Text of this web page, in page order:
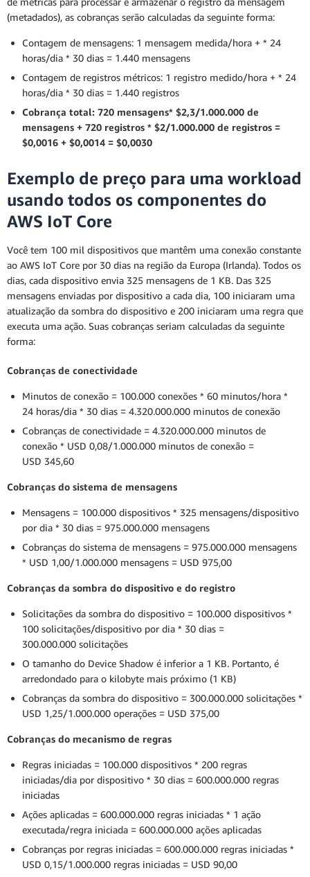
(metadados), as cobranças serão calculadas da seguinte forma:
Contagem de mensagens: 1 mensagem medida/hora + * 24
horas/dia * 30 dias = 1.440 mensagens
Contagem de registros métricos: 1 registro medido/hora + * 24
horas/dia * 30 dias = 1.440 registros
Cobrança total: 720 mensagens* $2,3/1.000.000 de
mensagens + 720 registros * $2/1.000.000 de registros =
$0,0016 + $0,0014 = $0,0030
Exemplo de preço para uma workload
usando todos os componentes do
AWS IoT Core
Você tem 100 mil dispositivos que mantêm uma conexão constante
ao AWS IoT Core por 30 dias na região da Europa (Irlanda). Todos os
dias, cada dispositivo envia 325 mensagens de 1 KB. Das 325
mensagens enviadas por dispositivo a cada dia, 100 iniciaram uma
atualização da sombra do dispositivo e 200 iniciaram uma regra que
executa uma ação. Suas cobranças seriam calculadas da seguinte
forma:
Cobranças de conectividade
Minutos de conexão = 100.000 conexões * 60 minutos/hora *
24 horas/dia * 30 dias = 4.320.000.000 minutos de conexão
Cobranças de conectividade = 4.320.000.000 minutos de
conexão * USD 0,08/1.000.000 minutos de conexão =
USD 345,60
Cobranças do sistema de mensagens
Mensagens = 100.000 dispositivos * 325 mensagens/dispositivo
por dia * 30 dias = 975.000.000 mensagens
Cobranças do sistema de mensagens = 975.000.000 mensagens
* USD 1,00/1.000.000 mensagens = USD 975,00
Cobranças da sombra do dispositivo e do registro
Solicitações da sombra do dispositivo = 100.000 dispositivos *
100 solicitações/dispositivo por dia * 30 dias =
300.000.000 solicitações
O tamanho do Device Shadow é inferior a 1 KB. Portanto, é
arredondado para o kilobyte mais próximo (1 KB)
Cobranças da sombra do dispositivo = 300.000.000 solicitações *
USD 1,25/1.000.000 operações = USD 375,00
Cobranças do mecanismo de regras
Regras iniciadas = 100.000 dispositivos * 200 regras
iniciadas/dia por dispositivo * 30 dias = 600.000.000 regras
iniciadas
Ações aplicadas = 600.000.000 regras iniciadas * 1 ação
executada/regra iniciada = 600.000.000 ações aplicadas
Cobranças por regras iniciadas = 600.000.000 regras iniciadas *
USD 0,15/1.000.000 regras iniciadas = USD 90,00